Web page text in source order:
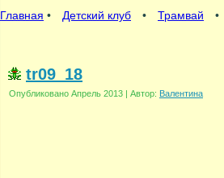
Главная • Детский клуб • Трамвай •
tr09_18
Опубликовано Апрель 2013 | Автор: Валентина